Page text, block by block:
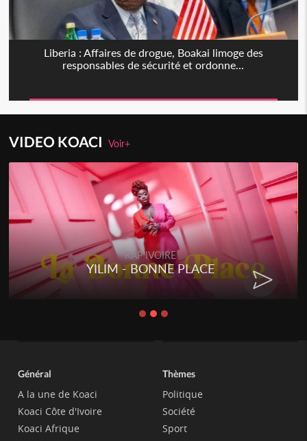
Liberia : Affaires de drogue, Boakai limoge des
responsables de sécurité et ordonne...
VIDEO KOACIVoir+
RAP IVOIRE
YILIM - BONNE PLACE
Général
A la une de Koaci
Koaci Côte d'Ivoire
Koaci Afrique
Thèmes
Politique
Société
Sport